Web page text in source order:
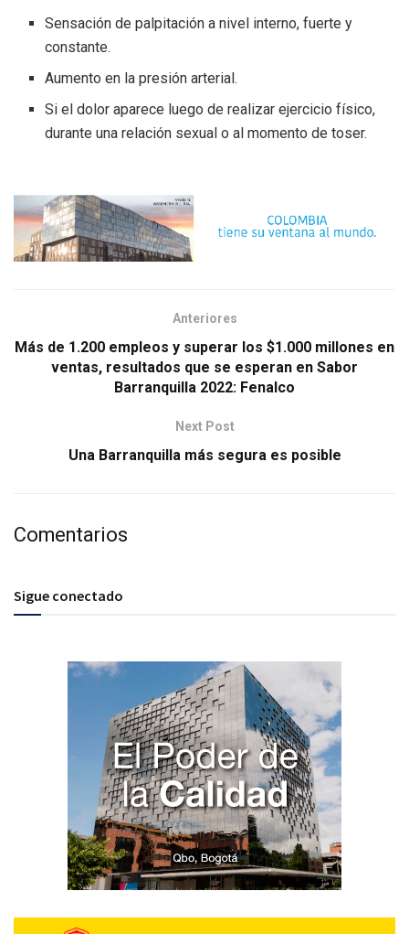
Sensación de palpitación a nivel interno, fuerte y
constante.
Aumento en la presión arterial.
Si el dolor aparece luego de realizar ejercicio físico,
durante una relación sexual o al momento de toser.
Anteriores
Más de 1.200 empleos y superar los $1.000 millones en
ventas, resultados que se esperan en Sabor
Barranquilla 2022: Fenalco
Next Post
Una Barranquilla más segura es posible
Comentarios
Sigue conectado